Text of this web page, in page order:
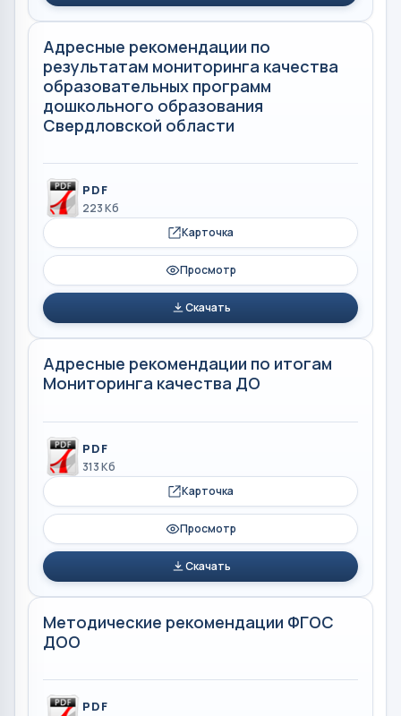
Адресные рекомендации по
результатам мониторинга качества
образовательных программ
дошкольного образования
Свердловской области
PDF
223 Кб
Карточка
Просмотр
Скачать
Адресные рекомендации по итогам
Мониторинга качества ДО
PDF
313 Кб
Карточка
Просмотр
Скачать
Методические рекомендации ФГОС
ДОО
PDF